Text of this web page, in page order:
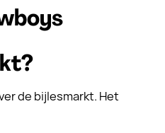
de bijlesmarkt. Het